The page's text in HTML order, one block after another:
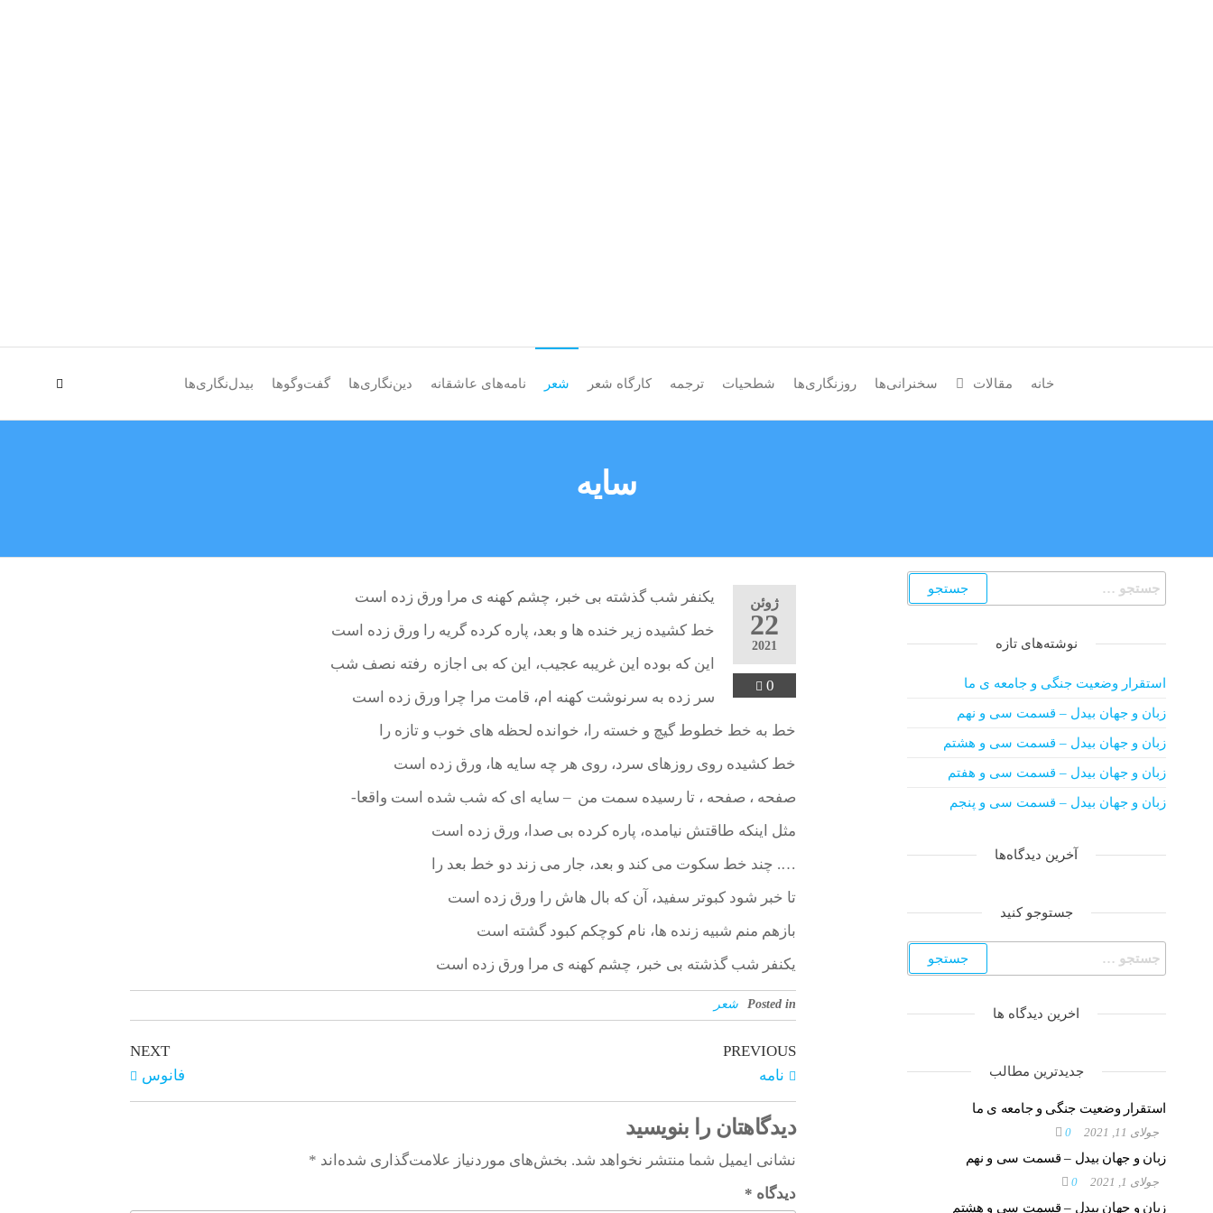
خانه مقالات سخنرانی‌ها روزنگاری‌ها شطحیات ترجمه کارگاه شعر شعر نامه‌های عاشقانه دین‌نگاری‌ها گفت‌وگوها بیدل‌نگاری‌ها
سایه
ژوئن
22
2021
0
یکنفر شب گذشته بی خبر، چشم کهنه ی مرا ورق زده است
خط کشیده زیر خنده ها و بعد، پاره کرده گریه را ورق زده است
این که بوده این غریبه عجیب، این که بی اجازه رفته نصف شب
سر زده به سرنوشت کهنه ام، قامت مرا چرا ورق زده است
خط به خط خطوط گیچ و خسته را، خوانده لحظه های خوب و تازه را
خط کشیده روی روزهای سرد، روی هر چه سایه ها، ورق زده است
صفحه ، صفحه ، تا رسیده سمت من – سایه ای که شب شده است واقعا-
مثل اینکه طاقتش نیامده، پاره کرده بی صدا، ورق زده است
…. چند خط سکوت می کند و بعد، جار می زند دو خط بعد را
تا خبر شود کبوتر سفید، آن که بال هاش را ورق زده است
بازهم منم شبیه زنده ها، نام کوچکم کبود گشته است
یکنفر شب گذشته بی خبر، چشم کهنه ی مرا ورق زده است
Posted in شعر
PREVIOUS
نامه
NEXT
فانوس
دیدگاهتان را بنویسید
نشانی ایمیل شما منتشر نخواهد شد. بخش‌های موردنیاز علامت‌گذاری شده‌اند *
دیدگاه *
نوشته‌های تازه
استقرار وضعیت جنگی و جامعه ی ما
زبان و جهان بیدل – قسمت سی و نهم
زبان و جهان بیدل – قسمت سی و هشتم
زبان و جهان بیدل – قسمت سی و هفتم
زبان و جهان بیدل – قسمت سی و پنجم
آخرین دیدگاه‌ها
جستوجو کنید
اخرین دیدگاه ها
جدیدترین مطالب
استقرار وضعیت جنگی و جامعه ی ما
جولای 11, 2021 0
زبان و جهان بیدل – قسمت سی و نهم
جولای 1, 2021 0
زبان و جهان بیدل – قسمت سی و هشتم